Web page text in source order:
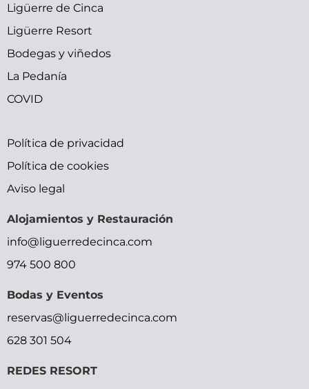
Ligüerre de Cinca
Ligüerre Resort
Bodegas y viñedos
La Pedanía
COVID
bfxxx
x
ymlporn
xxx
video
small
tits
pornolienx.com
malu
trap
doujin
moe
shadow
lady
street
fighter
indian
gilma
hardcore-
videos
video
bp
picture
sunny
leone
sexy
moocrh
bhabhi
devar
bf
Política de privacidad
Política de cookies
Aviso legal
Alojamientos y Restauración
info@liguerredecinca.com
974 500 800
Bodas y Eventos
reservas@liguerredecinca.com
628 301 504
REDES RESORT